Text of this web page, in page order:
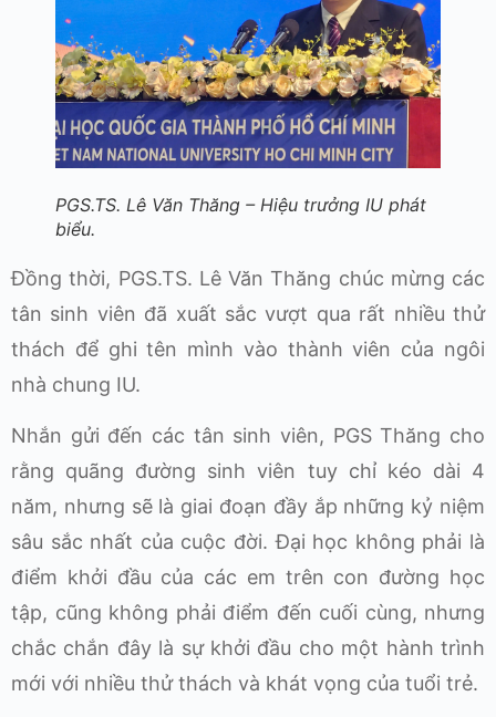
PGS.TS. Lê Văn Thăng – Hiệu trưởng IU phát
biểu.
Đồng thời, PGS.TS. Lê Văn Thăng chúc mừng các
tân sinh viên đã xuất sắc vượt qua rất nhiều thử
thách để ghi tên mình vào thành viên của ngôi
nhà chung IU.
Nhắn gửi đến các tân sinh viên, PGS Thăng cho
rằng quãng đường sinh viên tuy chỉ kéo dài 4
năm, nhưng sẽ là giai đoạn đầy ắp những kỷ niệm
sâu sắc nhất của cuộc đời. Đại học không phải là
điểm khởi đầu của các em trên con đường học
tập, cũng không phải điểm đến cuối cùng, nhưng
chắc chắn đây là sự khởi đầu cho một hành trình
mới với nhiều thử thách và khát vọng của tuổi trẻ.